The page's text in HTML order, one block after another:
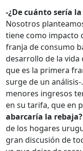
-¿De cuánto sería
Nosotros
tiene como impacto
franja de consumo
desarrollo de la vida
que es la primera
surge de un
menores ingresos
en su tarifa, que en
abarcaría la rebaja?
de los hogares
gran discusión de